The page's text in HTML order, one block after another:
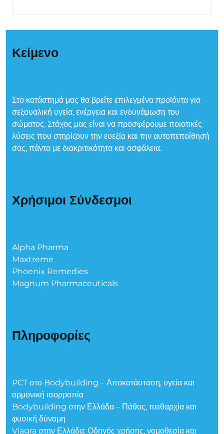
Κείμενο
Στο κατάστημά μας θα βρείτε επιλεγμένα προϊόντα για
σεξουαλική υγεία, ενέργεια και ενδυνάμωση του
σώματος. Στόχος μας είναι να προσφέρουμε ποιοτικές
λύσεις που στηρίζουν την ευεξία και την αυτοπεποίθησή
σας, πάντα με διακριτικότητα και ασφάλεια.
Χρήσιμοι Σύνδεσμοι
Alpha Pharma
Maxtreme
Phoenix Remedies
Magnum Pharmaceuticals
Πληροφορίες
PCT στο Bodybuilding – Αποκατάσταση, υγεία και
ορμονική ισορροπία
Bodybuilding στην Ελλάδα – Πάθος, πειθαρχία και
φυσική δύναμη
Viagra στην Ελλάδα: Οδηγός χρήσης, νομοθεσία και